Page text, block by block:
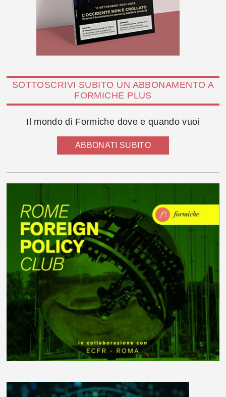
SOTTOSCRIVI SUBITO UN ABBONAMENTO A
FORMICHE PLUS
Il mondo di Formiche dove e quando vuoi
ABBONATI SUBITO